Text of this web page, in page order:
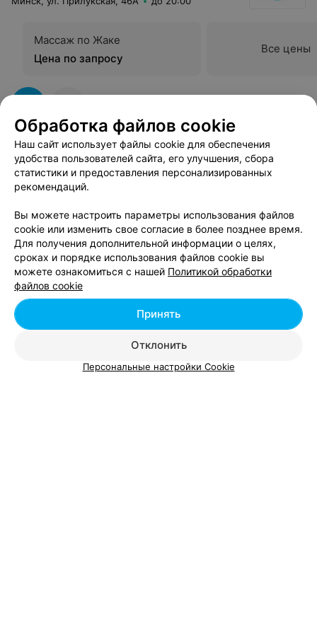
Массаж по Жаке
Цена по запросу
Все цены
Массаж лица по Жаке - цена в Минске
Гигиенический массаж по Жаке
от 20 руб.
Гигиенический массаж по Жаке (не лечебный) от 20 руб.
Массаж лечебный по Жаке
от 17 руб.
Массаж лица щипковый по жаке
от 20 руб.
Массаж по Жаке (в дополнение к чистке)
Обработка файлов cookie
Наш сайт использует файлы cookie для обеспечения
удобства пользователей сайта, его улучшения, сбора
статистики и предоставления персонализированных
рекомендаций.
Вы можете настроить параметры использования файлов
cookie или изменить свое согласие в более позднее время.
Для получения дополнительной информации о целях,
сроках и порядке использования файлов cookie вы
можете ознакомиться с нашей Политикой обработки
файлов cookie
Отклонить
Принять
Персональные настройки Cookie